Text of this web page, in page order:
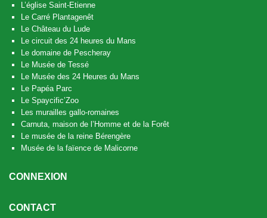
L’église Saint-Etienne
Le Carré Plantagenêt
Le Château du Lude
Le circuit des 24 heures du Mans
Le domaine de Pescheray
Le Musée de Tessé
Le Musée des 24 Heures du Mans
Le Papéa Parc
Le Spaycific’Zoo
Les murailles gallo-romaines
Carnuta, maison de l’Homme et de la Forêt
Le musée de la reine Bérengère
Musée de la faïence de Malicorne
CONNEXION
CONTACT